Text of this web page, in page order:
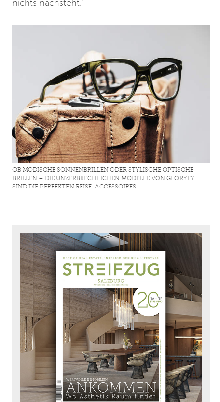
nichts nachsteht.“
OB MODISCHE SONNENBRILLEN ODER STYLISCHE OPTISCHE
BRILLEN – DIE UNZERBRECHLICHEN MODELLE VON GLORYFY
SIND DIE PERFEKTEN REISE-ACCESSOIRES.